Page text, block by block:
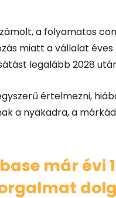
a folyamatos
miatt a vállalat éves
legalább 2028
értelmezni,
a nyakadra, a
már évi